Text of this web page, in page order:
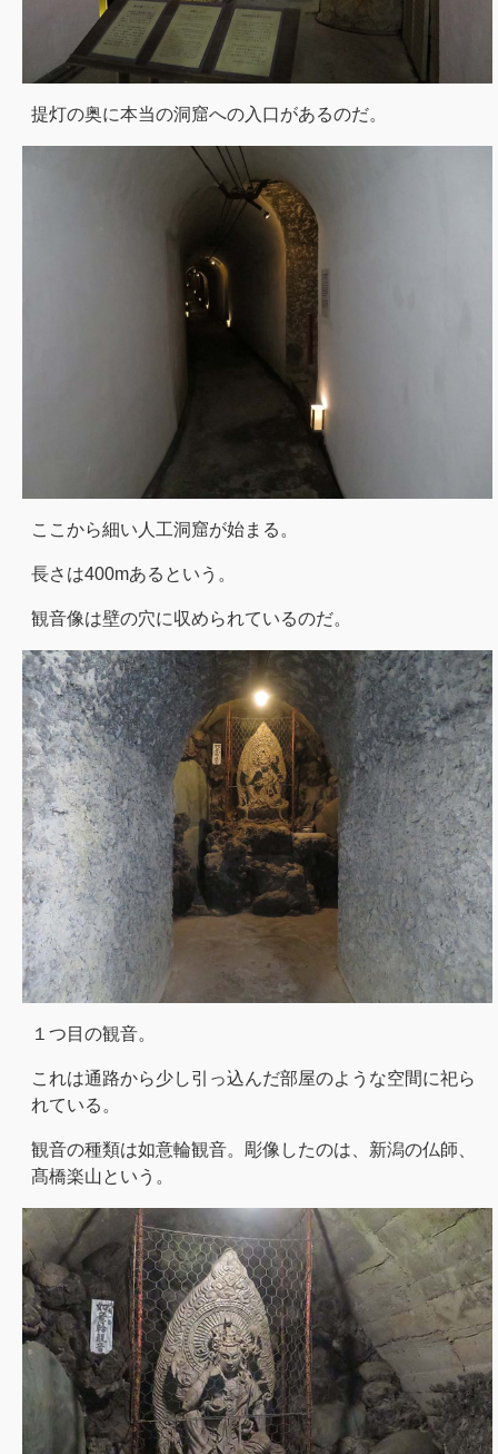
提灯の奥に本当の洞窟への入口があるのだ。
ここから細い人工洞窟が始まる。
長さは400mあるという。
観音像は壁の穴に収められているのだ。
１つ目の観音。
これは通路から少し引っ込んだ部屋のような空間に祀ら
れている。
観音の種類は如意輪観音。彫像したのは、新潟の仏師、
髙橋楽山という。